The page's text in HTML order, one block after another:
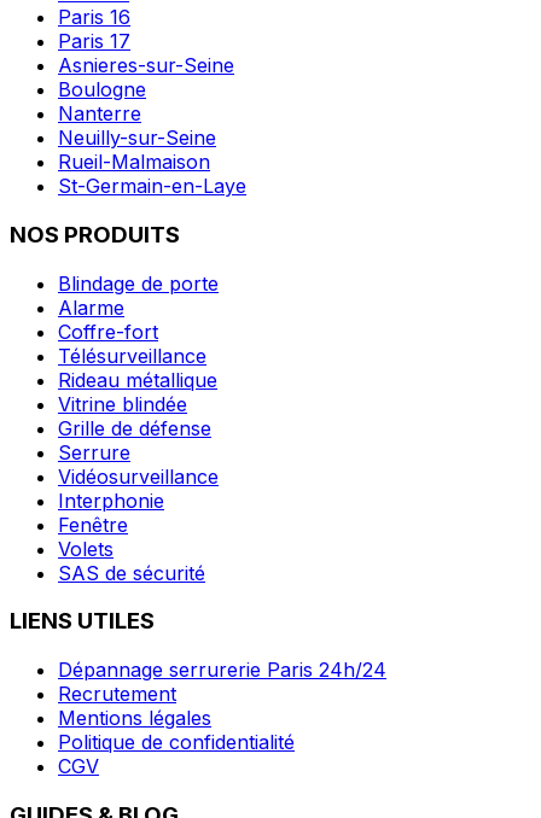
Paris 16
Paris 17
Asnieres-sur-Seine
Boulogne
Nanterre
Neuilly-sur-Seine
Rueil-Malmaison
St-Germain-en-Laye
NOS PRODUITS
Blindage de porte
Alarme
Coffre-fort
Télésurveillance
Rideau métallique
Vitrine blindée
Grille de défense
Serrure
Vidéosurveillance
Interphonie
Fenêtre
Volets
SAS de sécurité
LIENS UTILES
Dépannage serrurerie Paris 24h/24
Recrutement
Mentions légales
Politique de confidentialité
CGV